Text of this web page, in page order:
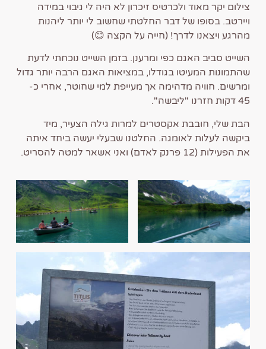
צילום יקר מאוד ולכרטיס זיכרון לא היה לי גיבוי במידה
ויירטב. בסופו של דבר החלטתי שחשוב לי יותר ליהנות
מהרגע ויצאנו לדרך! (חייה על הקצה 😊)
השייט סביב האגם כפי ומרענן. בזמן השייט נוכחתי לדעת
שהתמונות המעיטו בגודלו, במציאות האגם הרבה יותר גדול
ומרשים. חוויה מדהימה אך מעייפת למי שחוטר, אחרי כ-
45 דקות חזרנו "ליבשה".
הבת שלי, חובבת אקסטרים למרות גילה הצעיר, מיד
ביקשה לעלות לאומגה. החלטנו שבעלי יעשה ביחד איתה
את הפעילות (12 פרנק לאדם) ואני אשאר למטה להסריט.